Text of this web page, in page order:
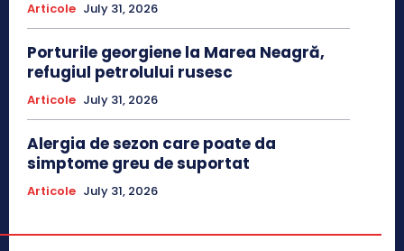
Articole July 31, 2026
Porturile georgiene la Marea Neagră,
refugiul petrolului rusesc
Articole July 31, 2026
Alergia de sezon care poate da
simptome greu de suportat
Articole July 31, 2026